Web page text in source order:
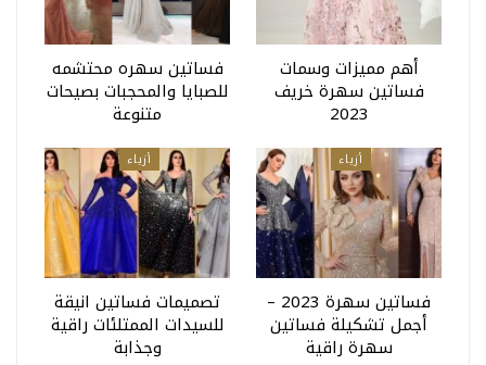
أهم مميزات وسمات
فساتين سهرة خريف
2023
فساتين سهره محتشمه
للصبايا والمحجبات بصيحات
متنوعة
أزياء
فساتين سهرة 2023 –
أجمل تشكيلة فساتين
سهرة راقية
أزياء
تصميمات فساتين انيقة
للسيدات الممتلئات راقية
وجذابة